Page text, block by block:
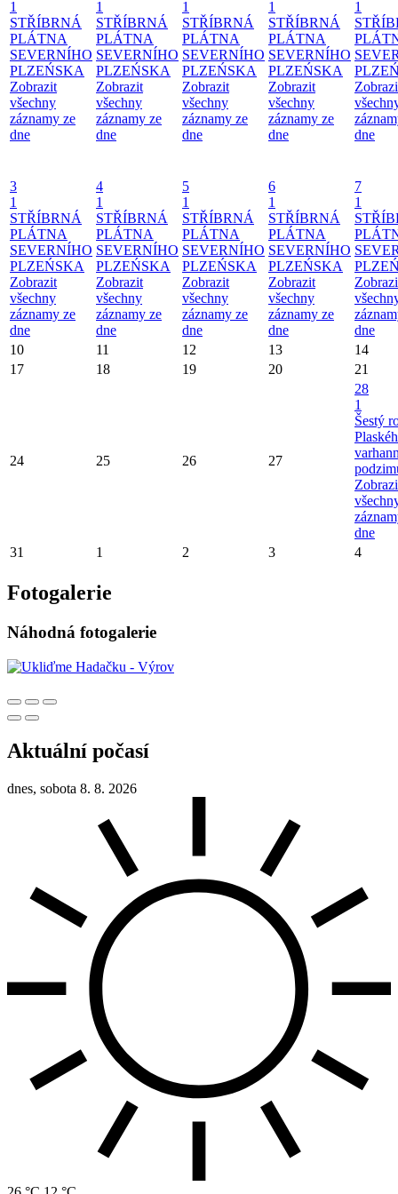
1
STŘÍBRNÁ
PLÁTNA
SEVERNÍHO
PLZEŃSKA
Zobrazit
všechny
záznamy ze
dne
1
STŘÍBRNÁ
PLÁTNA
SEVERNÍHO
PLZEŃSKA
Zobrazit
všechny
záznamy ze
dne
1
STŘÍBRNÁ
PLÁTNA
SEVERNÍHO
PLZEŃSKA
Zobrazit
všechny
záznamy ze
dne
1
STŘÍBRNÁ
PLÁTNA
SEVERNÍHO
PLZEŃSKA
Zobrazit
všechny
záznamy ze
dne
1
dne
3
1
STŘÍBRNÁ
PLÁTNA
SEVERNÍHO
PLZEŃSKA
Zobrazit
všechny
záznamy ze
dne
4
1
STŘÍBRNÁ
PLÁTNA
SEVERNÍHO
PLZEŃSKA
Zobrazit
všechny
záznamy ze
dne
5
1
STŘÍBRNÁ
PLÁTNA
SEVERNÍHO
PLZEŃSKA
Zobrazit
všechny
záznamy ze
dne
6
1
STŘÍBRNÁ
PLÁTNA
SEVERNÍHO
PLZEŃSKA
Zobrazit
všechny
záznamy ze
dne
7
1
dne
10
11 12 13
14
17
18 19 20 21
24 25 26 27
28
1
Šestý
dne
31
1 2 3 4
Fotogalerie
Náhodná fotogalerie
Aktuální počasí
dnes, sobota 8. 8. 2026